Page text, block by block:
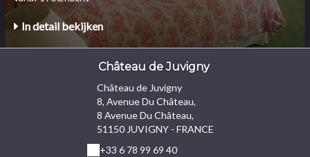
In detail bekijken
Château de Juvigny
Château de Juvigny
8, Avenue Du Château,
8 Avenue Du Château,
51150 JUVIGNY - FRANCE
+33 6 78 99 69 40